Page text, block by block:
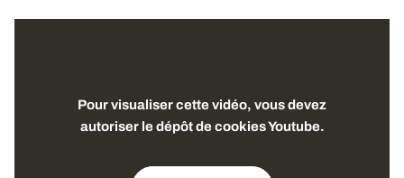
Pour visualiser cette vidéo, vous devez
autoriser le dépôt de cookies Youtube.